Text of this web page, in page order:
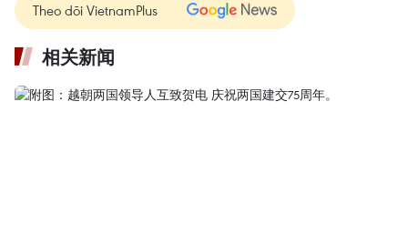
Theo dõi VietnamPlus
相关新闻